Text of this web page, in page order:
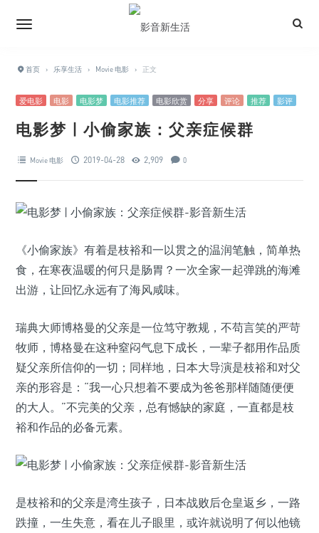
首页 › 乐享生活 › Movie 电影 › 正文
爱电影 电影 电影梦 电影推荐 电影欣赏 分享 评论 推荐 影评
电影梦 | 小偷家族：父亲症候群
Movie 电影 2019-04-28 2,909 0
《小偷家族》有着是枝裕和一以贯之的温润笔触，简单热
食，在寒夜温暖的何只是肠胃？一次全家一起弹跳的海滩
出游，让回忆永远有了海风咸味。
瑞典大师博格曼的父亲是一位笃守教规，不苟言笑的严苛
牧师，博格曼在这种窒闷气息下成长，一辈子都用作品质
疑父亲所信仰的一切；同样地，日本大导演是枝裕和对父
亲的形容是：“我一心只想着不要成为爸爸那样随随便便
的大人。”不完美的父亲，总有憾缺的家庭，一直都是枝
裕和作品的必备元素。
是枝裕和的父亲是湾生孩子，日本战败后仓皇返乡，一路
跌撞，一生失意，看在儿子眼里，或许就说明了何以他镜